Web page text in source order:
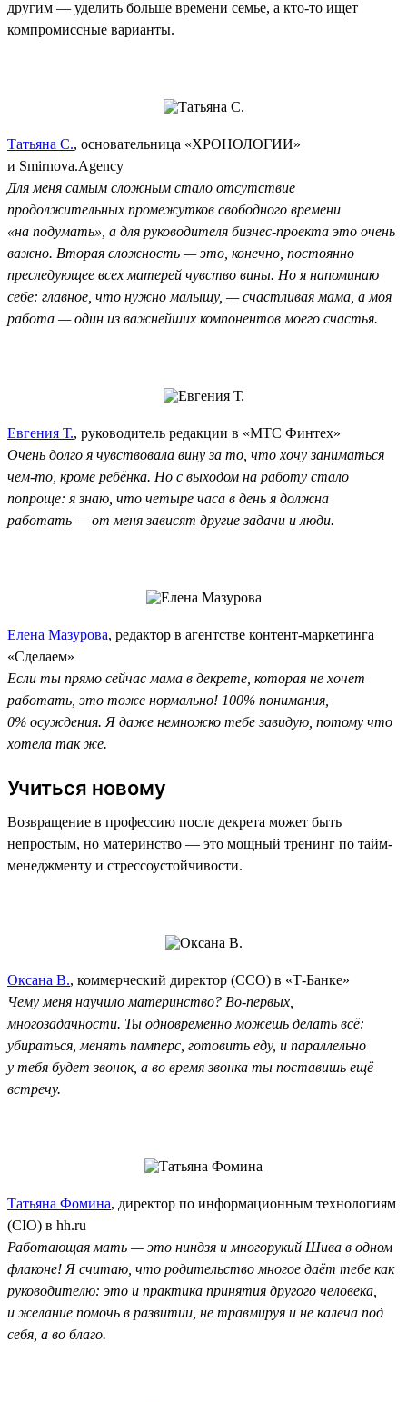
другим — уделить больше времени семье, а кто-то ищет
компромиссные варианты.
Татьяна С., основательница «ХРОНОЛОГИИ»
и Smirnova.Agency
Для меня самым сложным стало отсутствие
продолжительных промежутков свободного времени
«на подумать», а для руководителя бизнес-проекта это очень
важно. Вторая сложность — это, конечно, постоянно
преследующее всех матерей чувство вины. Но я напоминаю
себе: главное, что нужно малышу, — счастливая мама, а моя
работа — один из важнейших компонентов моего счастья.
Евгения Т., руководитель редакции в «МТС Финтех»
Очень долго я чувствовала вину за то, что хочу заниматься
чем-то, кроме ребёнка. Но с выходом на работу стало
попроще: я знаю, что четыре часа в день я должна
работать — от меня зависят другие задачи и люди.
Елена Мазурова, редактор в агентстве контент-маркетинга
«Сделаем»
Если ты прямо сейчас мама в декрете, которая не хочет
работать, это тоже нормально! 100% понимания,
0% осуждения. Я даже немножко тебе завидую, потому что
хотела так же.
Учиться новому
Возвращение в профессию после декрета может быть
непростым, но материнство — это мощный тренинг по тайм-
менеджменту и стрессоустойчивости.
Оксана В., коммерческий директор (CCO) в «Т-Банке»
Чему меня научило материнство? Во-первых,
многозадачности. Ты одновременно можешь делать всё:
убираться, менять памперс, готовить еду, и параллельно
у тебя будет звонок, а во время звонка ты поставишь ещё
встречу.
Татьяна Фомина, директор по информационным технологиям
(CIO) в hh.ru
Работающая мать — это ниндзя и многорукий Шива в одном
флаконе! Я считаю, что родительство многое даёт тебе как
руководителю: это и практика принятия другого человека,
и желание помочь в развитии, не травмируя и не калеча под
себя, а во благо.